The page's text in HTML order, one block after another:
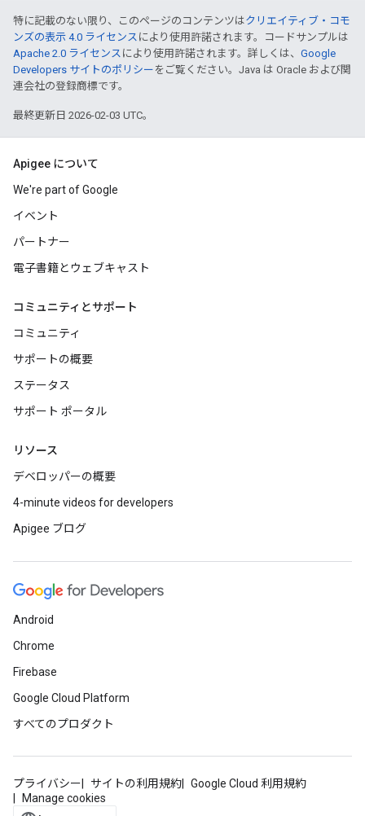
特に記載のない限り、このページのコンテンツはクリエイティブ・コモ
ンズの表示 4.0 ライセンス により使用許諾されます。コードサンプルは
Apache 2.0 ライセンス により使用許諾されます。詳しくは、 Google
Developers サイトのポリシー をご覧ください。Java は Oracle および関
連会社の登録商標です。
最終更新日 2026-02-03 UTC。
Apigee について
We're part of Google
イベント
パートナー
電子書籍とウェブキャスト
コミュニティとサポート
コミュニティ
サポートの概要
ステータス
サポート ポータル
リソース
デベロッパーの概要
4-minute videos for developers
Apigee ブログ
Android
Chrome
Firebase
Google Cloud Platform
すべてのプロダクト
プライバシー サイトの利用規約
Google Cloud 利用規約
Manage cookies